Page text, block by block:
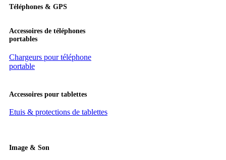
Téléphones & GPS
Accessoires de téléphones
portables
Chargeurs pour téléphone
portable
Accessoires pour tablettes
Etuis & protections de tablettes
Image & Son